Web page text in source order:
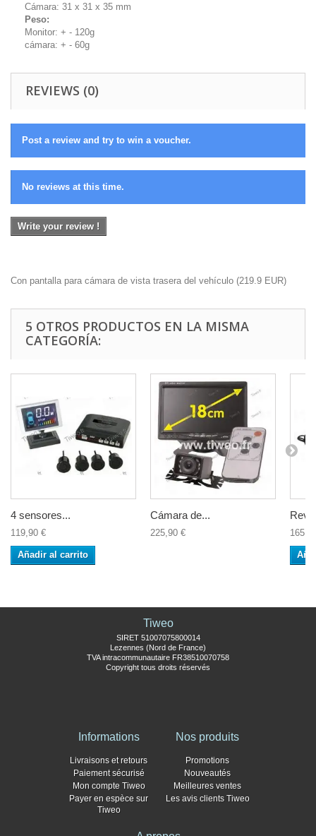
Cámara: 31 x 31 x 35 mm
Peso:
Monitor: + - 120g
cámara: + - 60g
REVIEWS (0)
Post a review and try to win a voucher.
No reviews at this time.
Write your review !
Con pantalla para cámara de vista trasera del vehículo (219.9 EUR)
5 OTROS PRODUCTOS EN LA MISMA
CATEGORÍA:
4 sensores...
119,90 €
Añadir al carrito
Cámara de...
225,90 €
Tiweo
SIRET 51007075800014
Lezennes (Nord de France)
TVA intracommunautaire FR38510070758
Copyright tous droits réservés
Informations
Livraisons et retours
Paiement sécurisé
Mon compte Tiweo
Payer en espèce sur
Tiweo
Nos produits
Promotions
Nouveautés
Meilleures ventes
Les avis clients Tiweo